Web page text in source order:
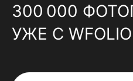
300 000
УЖЕ С WFOLIO